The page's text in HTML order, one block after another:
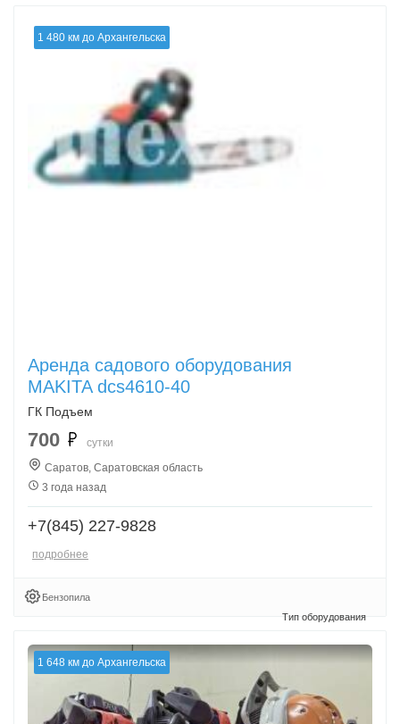
1 480 км до Архангельска
Аренда садового оборудования
MAKITA dcs4610-40
ГК Подъем
700
сутки
Саратов, Саратовская область
3 года назад
+7(845) 227-9828
подробнее
Бензопила
1 648 км до Архангельска